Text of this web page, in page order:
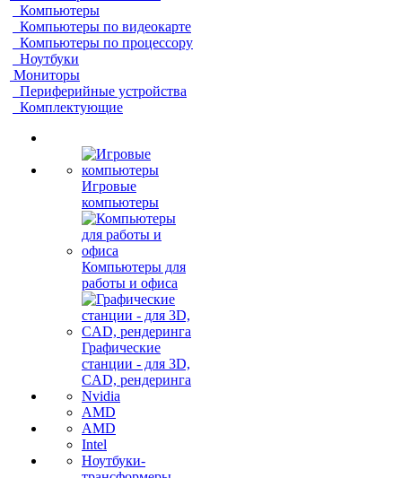
Компьютеры
Компьютеры по видеокарте
Компьютеры по процессору
Ноутбуки
Мониторы
Периферийные устройства
Комплектующие
Игровые
компьютеры
Компьютеры для
работы и офиса
Графические
станции - для 3D,
CAD, рендеринга
Nvidia
AMD
AMD
Intel
Ноутбуки-